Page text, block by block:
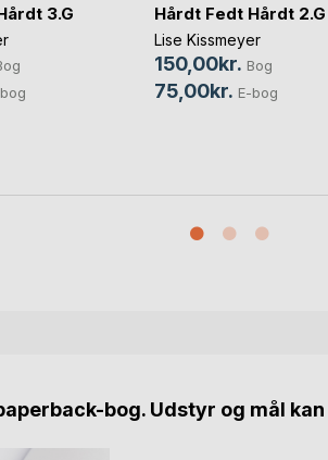
3.G Hårdt Fedt Hårdt 2.G
Lise Kissmeyer
150,00kr. Bog
75,00kr. E-bog
bog. Udstyr og mål